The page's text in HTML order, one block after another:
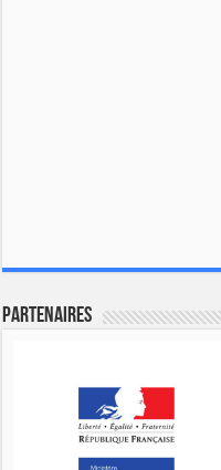
Partenaires